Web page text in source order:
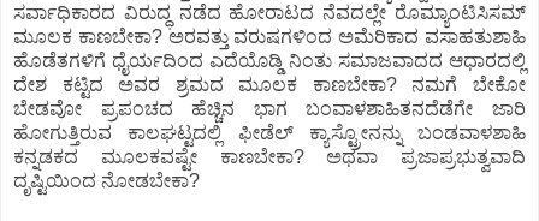
ಸರ್ವಾಧಿಕಾರದ ವಿರುದ್ಧ ನಡೆದ ಹೋರಾಟದ ನೆವದಲ್ಲೇ ರೊಮ್ಯಾಂಟಿಸಿಸಮ್
ಮೂಲಕ ಕಾಣಬೇಕಾ? ಅರವತ್ತು ವರುಷಗಳಿಂದ ಅಮೆರಿಕಾದ ವಸಾಹತುಶಾಹಿ
ಹೊಡೆತಗಳಿಗೆ ಧೈರ್ಯದಿಂದ ಎದೆಯೊಡ್ಡಿ ನಿಂತು ಸಮಾಜವಾದದ ಆಧಾರದಲ್ಲಿ
ದೇಶ ಕಟ್ಟಿದ ಅವರ ಶ್ರಮದ ಮೂಲಕ ಕಾಣಬೇಕಾ? ನಮಗೆ ಬೇಕೋ
ಬೇಡವೋ ಪ್ರಪಂಚದ ಹೆಚ್ಚಿನ ಭಾಗ ಬಂವಾಳಶಾಹಿತನದೆಡೆಗೇ ಜಾರಿ
ಹೋಗುತ್ತಿರುವ ಕಾಲಘಟ್ಟದಲ್ಲಿ ಫೀಡೆಲ್ ಕ್ಯಾಸ್ಟ್ರೋನನ್ನು ಬಂಡವಾಳಶಾಹಿ
ಕನ್ನಡಕದ ಮೂಲಕವಷ್ಟೇ ಕಾಣಬೇಕಾ? ಅಥವಾ ಪ್ರಜಾಪ್ರಭುತ್ವವಾದಿ
ದೃಷ್ಟಿಯಿಂದ ನೋಡಬೇಕಾ?